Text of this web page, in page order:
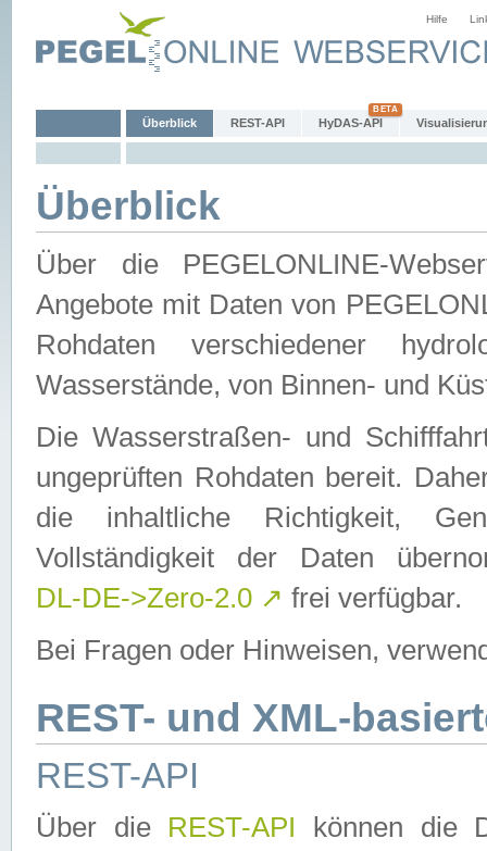
Hilfe
Überblick REST-API HyDAS-API
Überblick
Über die PEGELONLINE-
Angebote mit Daten von
Rohdaten verschiedener
Wasserstände, von Binnen- und
Die Wasserstraßen- und
ungeprüften Rohdaten bereit.
die inhaltliche Richtigkeit,
Vollständigkeit der Daten
DL-DE->Zero-2.0 ↗ frei verfügbar.
Bei Fragen oder Hinweisen,
REST- und XML-
REST-API
Über die REST-API können die